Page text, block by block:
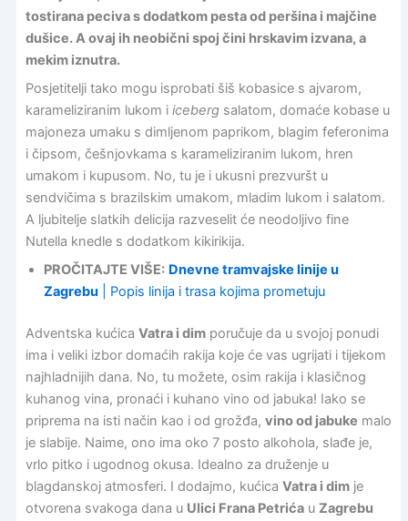
tostirana peciva s dodatkom pesta od peršina i majčine
dušice. A ovaj ih neobični spoj čini hrskavim izvana, a
mekim iznutra.
Posjetitelji tako mogu isprobati šiš kobasice s ajvarom,
karameliziranim lukom i icebergsalatom, domaće kobase u
majoneza umaku s dimljenom paprikom, blagim feferonima
i čipsom, češnjovkama s karameliziranim lukom, hren
umakom i kupusom. No, tu je i ukusni prezvuršt u
sendvičima s brazilskim umakom, mladim lukom i salatom.
A ljubitelje slatkih delicija razveselit će neodoljivo fine
Nutella knedle s dodatkom kikirikija.
PROČITAJTE VIŠE: Dnevne tramvajske linije u
Zagrebu| Popis linija i trasa kojima prometuju
Adventska kućica Vatra i dimporučuje da u svojoj ponudi
ima i veliki izbor domaćih rakija koje će vas ugrijati i tijekom
najhladnijih dana. No, tu možete, osim rakija i klasičnog
kuhanog vina, pronaći i kuhano vino od jabuka! Iako se
priprema na isti način kao i od grožđa, vino od jabuke malo
je slabije. Naime, ono ima oko 7 posto alkohola, slađe je,
vrlo pitko i ugodnog okusa. Idealno za druženje u
blagdanskoj atmosferi. I dodajmo, kućica Vatra i dimje
otvorena svakoga dana u Ulici Frana Petrićau Zagrebu